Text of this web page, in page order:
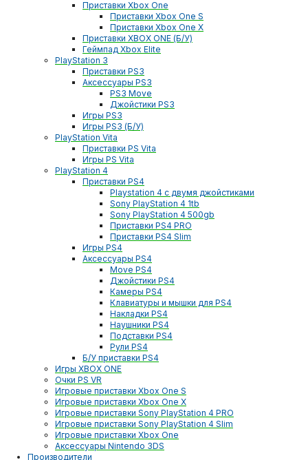
Приставки Xbox One
Приставки Xbox One S
Приставки Xbox One X
Приставки XBOX ONE (Б/У)
Геймпад Xbox Elite
PlayStation 3
Приставки PS3
Аксессуары PS3
PS3 Move
Джойстики PS3
Игры PS3
Игры PS3 (Б/У)
PlayStation Vita
Приставки PS Vita
Игры PS Vita
PlayStation 4
Приставки PS4
Playstation 4 с двумя джойстиками
Sony PlayStation 4 1tb
Sony PlayStation 4 500gb
Приставки PS4 PRO
Приставки PS4 Slim
Игры PS4
Аксессуары PS4
Move PS4
Джойстики PS4
Камеры PS4
Клавиатуры и мышки для PS4
Накладки PS4
Наушники PS4
Подставки PS4
Рули PS4
Б/У приставки PS4
Игры XBOX ONE
Очки PS VR
Игровые приставки Xbox One S
Игровые приставки Xbox One X
Игровые приставки Sony PlayStation 4 PRO
Игровые приставки Sony PlayStation 4 Slim
Игровые приставки Xbox One
Аксессуары Nintendo 3DS
Производители